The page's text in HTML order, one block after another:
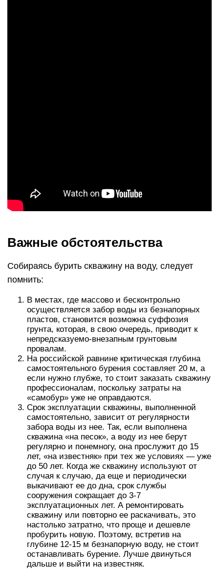
Важные обстоятельства
Собираясь бурить скважину на воду, следует
помнить:
В местах, где массово и бесконтрольно
осуществляется забор воды из безнапорных
пластов, становится возможна суффозия
грунта, которая, в свою очередь, приводит к
непредсказуемо-внезапным грунтовым
провалам.
На российской равнине критическая глубина
самостоятельного бурения составляет 20 м, а
если нужно глубже, то стоит заказать скважину
профессионалам, поскольку затраты на
«самобур» уже не оправдаются.
Срок эксплуатации скважины, выполненной
самостоятельно, зависит от регулярности
забора воды из нее. Так, если выполнена
скважина «на песок», а воду из нее берут
регулярно и понемногу, она прослужит до 15
лет, «на известняк» при тех же условиях — уже
до 50 лет. Когда же скважину используют от
случая к случаю, да еще и периодически
выкачивают ее до дна, срок службы
сооружения сокращает до 3-7
эксплуатационных лет. А ремонтировать
скважину или повторно ее раскачивать, это
настолько затратно, что проще и дешевле
пробурить новую. Поэтому, встретив на
глубине 12-15 м безнапорную воду, не стоит
останавливать бурение. Лучше двинуться
дальше и выйти на известняк.